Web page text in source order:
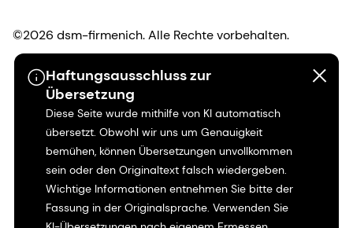
Haftungsausschluss zur
Übersetzung
Diese Seite wurde mithilfe von KI automatisch
übersetzt. Obwohl wir uns um Genauigkeit
bemühen, können Übersetzungen unvollkommen
sein oder den Originaltext falsch wiedergeben.
Wichtige Informationen entnehmen Sie bitte der
Fassung in der Originalsprache. Verwenden Sie
©2026 dsm-firmenich. Alle Rechte vorbehalten.
Hinweis zum Datenschutz
Bedingungen für die Nutzung
Bedingungen und Konditionen
Kalifornien-Transparenz